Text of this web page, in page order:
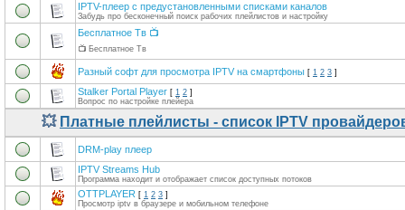
IPTV-плеер с предустановленными списками каналов
Забудь про бесконечный поиск рабочих плейлистов и настройку
Бесплатное Тв 📺
📺 Бесплатное Тв
Разный софт для просмотра IPTV на смартфоны [ 1 2 3 ]
Stalker Portal Player [ 1 2 ]
Вопрос по настройке плейера
💥 Платные плейлисты - список IPTV
DRM-play плеер
IPTV Streams Hub
Программа находит и отображает список доступных потоков
OTTPLAYER [ 1 2 3 ]
Просмотр iptv в браузере и мобильном телефоне